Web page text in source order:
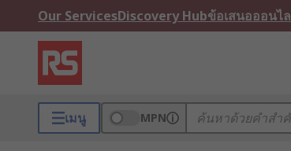
Our ServicesDiscovery Hubข้อเสนอออนไ
เมนู MPN